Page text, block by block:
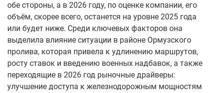
обе стороны, а в 2026 году, по оценке компании, его
объём, скорее всего, останется на уровне 2025 года
или будет ниже. Среди ключевых факторов она
выделила влияние ситуации в районе Ормузского
пролива, которая привела к удлинению маршрутов,
росту ставок и введению военных надбавок, а также
переходящие в 2026 год рыночные драйверы:
улучшение доступа к железнодорожным мощностям